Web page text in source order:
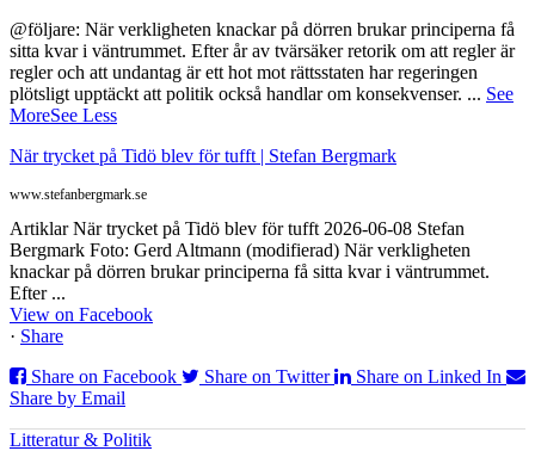
@följare: När verkligheten knackar på dörren brukar principerna få
sitta kvar i väntrummet. Efter år av tvärsäker retorik om att regler är
regler och att undantag är ett hot mot rättsstaten har regeringen
plötsligt upptäckt att politik också handlar om konsekvenser. ... See
MoreSee Less
När trycket på Tidö blev för tufft | Stefan Bergmark
www.stefanbergmark.se
Artiklar När trycket på Tidö blev för tufft 2026-06-08 Stefan
Bergmark Foto: Gerd Altmann (modifierad) När verkligheten
knackar på dörren brukar principerna få sitta kvar i väntrummet.
Efter ...
View on Facebook
· Share
Share on Facebook
Share on Twitter
Share on Linked In
Share by Email
Litteratur & Politik